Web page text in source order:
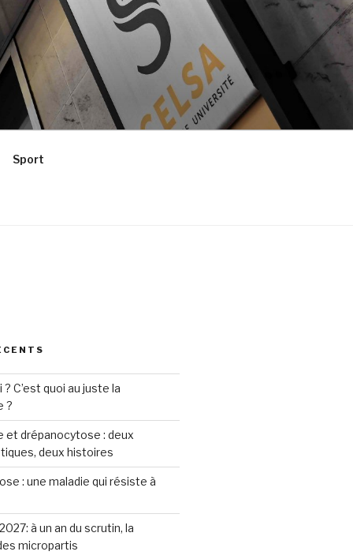
Sport
C’est quoi au juste la
?
et drépanocytose : deux
deux histoires
: une maladie qui résiste à
à un an du scrutin, la
micropartis